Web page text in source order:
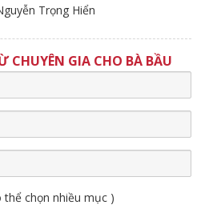
Trọng Hiển
GIA CHO BÀ BẦU
thể chọn nhiều mục )